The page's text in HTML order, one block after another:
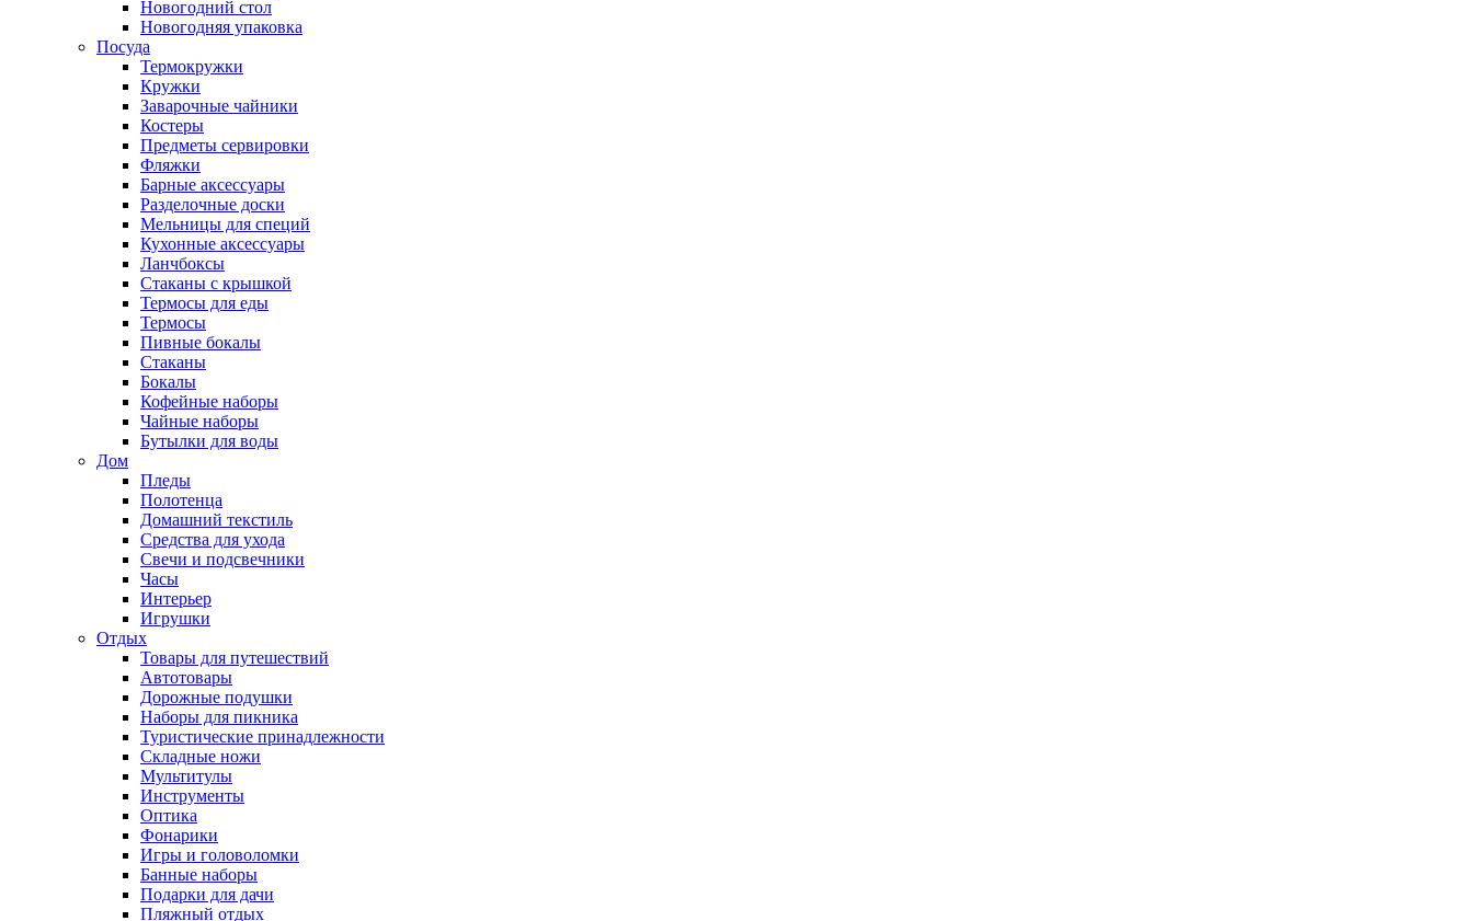
Новогодний стол
Новогодняя упаковка
Посуда
Термокружки
Кружки
Заварочные чайники
Костеры
Предметы сервировки
Фляжки
Барные аксессуары
Разделочные доски
Мельницы для специй
Кухонные аксессуары
Ланчбоксы
Стаканы с крышкой
Термосы для еды
Термосы
Пивные бокалы
Стаканы
Бокалы
Кофейные наборы
Чайные наборы
Бутылки для воды
Дом
Пледы
Полотенца
Домашний текстиль
Средства для ухода
Свечи и подсвечники
Часы
Интерьер
Игрушки
Отдых
Товары для путешествий
Автотовары
Дорожные подушки
Наборы для пикника
Туристические принадлежности
Складные ножи
Мультитулы
Инструменты
Оптика
Фонарики
Игры и головоломки
Банные наборы
Подарки для дачи
Пляжный отдых